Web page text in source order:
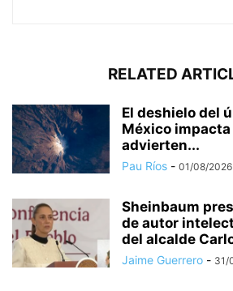
RELATED
El deshielo del
México impacta
advierten...
Pau Ríos - 01/08/2026
Sheinbaum
de autor
del alcalde
Jaime Guerrero - 31/